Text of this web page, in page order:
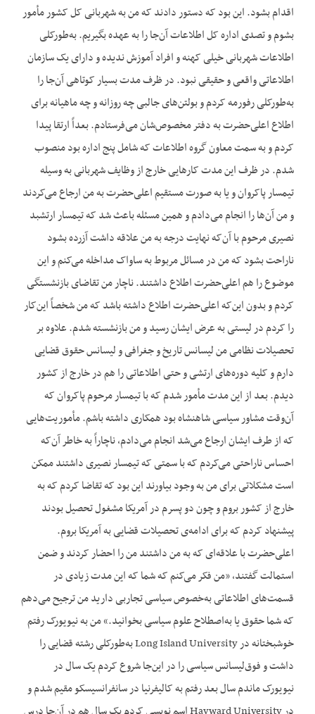
اقدام بشود. این بود که دستور دادند که من به شهربانی کل کشور مأمور
بشوم و تصدی اداره کل اطلاعات آن‌جا را به عهده بگیریم. به‌طورکلی
اطلاعات شهربانی خیلی کهنه و افراد آموزش ندیده و دارای یک سازمان
اطلاعاتی واقعی و حقیقی نبود. در ظرف مدت بسیار کوتاهی آن‌جا را
به‌طورکلی رفورمه کردم و بولتن‌های جالبی چه روزانه و چه ماهیانه برای
اطلاع اعلی‌حضرت به دفتر مخصوص‌شان می‌فرستادم. بعداً ارتقا پیدا
کردم و به سمت معاون گروه اطلاعات که شامل پنج اداره بود منصوب
شدم. در ظرف این مدت کارهایی خارج از وظایف شهربانی به وسیله
تیمسار پاکروان و یا به صورت مستقیم اعلی‌حضرت به من ارجاع می‌کردند
و من آن‌ها را انجام می‌دادم و همین مسئله باعث شد که تیمسار ارتشبد
نصیری مرحوم با آن‌که نهایت درجه به من علاقه داشت آزرده بشود
ناراحت بشود که من در مسائل مربوط به ساواک مداخله می‌کنم و این
موضوع را هم اعلی‌حضرت اطلاع داشتند. ناچار من تقاضای بازنشستگی
کردم و بدون این‌که اعلی‌حضرت اطلاع داشته باشد که من شخصاً این‌کار
را کردم در لیستی به عرض ایشان رسید و من بازنشسته شدم. علاوه بر
تحصیلات نظامی من لیسانس تاریخ و جغرافی و لیسانس حقوق قضایی
دارم و کلیه دوره‌های ارتشی و حتی اطلاعاتی را هم در خارج از کشور
دیدم. بعد از این مدت مأمور شدم که با تیمسار مرحوم پاکروان که
آن‌وقت مشاور سیاسی شاهنشاه بود همکاری داشته باشم. مأموریت‌هایی
که از طرف ایشان ارجاع می‌شد انجام می‌دادم، ناچاراً به خاطر آن‌که
احساس ناراحتی می‌کردم که با سمتی که تیمسار نصیری داشتند ممکن
است مشکلاتی برای من به وجود بیاورند این بود که تقاضا کردم که به
خارج از کشور بروم و چون دو پسرم در آمریکا مشغول تحصیل بودند
پیشنهاد کردم که برای ادامه‌ی تحصیلات قضایی به آمریکا بروم.
اعلی‌حضرت با علاقه‌ای که به من داشتند من را احضار کردند و ضمن
استمالت گفتند، «من فکر می‌کنم که شما که این مدت زیادی در
قسمت‌های اطلاعاتی به‌خصوص سیاسی تجاربی دارید من ترجیح می‌دهم
که شما حقوق یا به‌اصطلاح علوم سیاسی بخوانید.» من به نیویورک رفتم
خوشبختانه در Long Island University به‌طورکلی رشته قضایی را
داشت و فوق‌لیسانس سیاسی را در این‌جا شروع کردم یک سال در
نیویورک ماندم سال بعد رفتم به کالیفرنیا در سانفرانسیسکو مقیم شدم و